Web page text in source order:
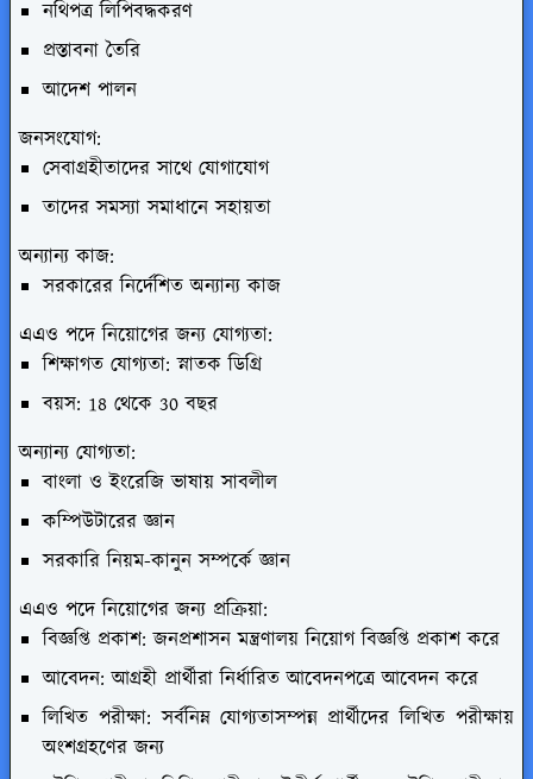
নথিপত্র লিপিবদ্ধকরণ
প্রস্তাবনা তৈরি
আদেশ পালন
জনসংযোগ:
সেবাগ্রহীতাদের সাথে যোগাযোগ
তাদের সমস্যা সমাধানে সহায়তা
অন্যান্য কাজ:
সরকারের নির্দেশিত অন্যান্য কাজ
এএও পদে নিয়োগের জন্য যোগ্যতা:
শিক্ষাগত যোগ্যতা: স্নাতক ডিগ্রি
বয়স: 18 থেকে 30 বছর
অন্যান্য যোগ্যতা:
বাংলা ও ইংরেজি ভাষায় সাবলীল
কম্পিউটারের জ্ঞান
সরকারি নিয়ম-কানুন সম্পর্কে জ্ঞান
এএও পদে নিয়োগের জন্য প্রক্রিয়া:
বিজ্ঞপ্তি প্রকাশ:জনপ্রশাসন মন্ত্রণালয় নিয়োগ বিজ্ঞপ্তি প্রকাশ করে
আবেদন:আগ্রহী প্রার্থীরা নির্ধারিত আবেদনপত্রে আবেদন করে
লিখিত পরীক্ষা: সর্বনিম্ন যোগ্যতাসম্পন্ন প্রার্থীদের লিখিত পরীক্ষায়
অংশগ্রহণের জন্য